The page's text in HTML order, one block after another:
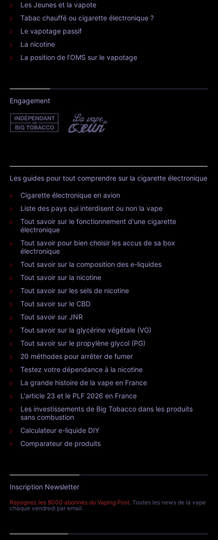
Les Jeunes et la vapote
Tabac chauffé ou cigarette électronique ?
Le vapotage passif
La nicotine
La position de l’OMS sur le vapotage
Engagement
Les guides pour tout comprendre sur la cigarette électronique
Cigarette électronique en avion
Liste des pays qui interdisent ou non la vape
Tout savoir sur le fonctionnement d'une cigarette
électronique
Tout savoir pour bien choisir les accus de sa box
électronique
Tout savoir sur la composition des e-liquides
Tout savoir sur la nicotine
Tout savoir sur les sels de nicotine
Tout savoir sur le CBD
Tout savoir sur JNR
Tout savoir sur la glycérine végétale (VG)
Tout savoir sur le propylène glycol (PG)
20 méthodes pour arrêter de fumer
Testez votre dépendance à la nicotine
La grande histoire de la vape en France
L'article 23 et le PLF 2026 en France
Les investissements de Big Tobacco dans les produits
sans combustion
Calculateur e-liquide DIY
Comparateur de produits
Inscription Newsletter
Rejoignez les 8000 abonnés du Vaping Post. Toutes les news de la vape
chaque vendredi par email.